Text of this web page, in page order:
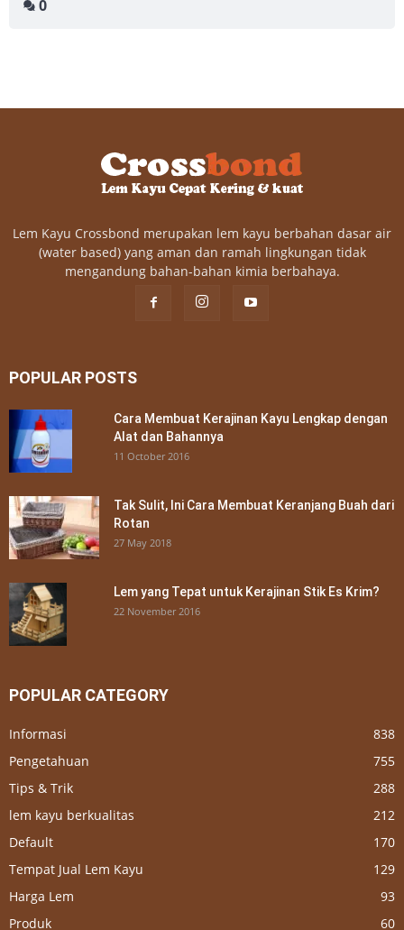
0
Lem Kayu Crossbond merupakan lem kayu berbahan dasar air
(water based) yang aman dan ramah lingkungan tidak
mengandung bahan-bahan kimia berbahaya.
POPULAR POSTS
Cara Membuat Kerajinan Kayu Lengkap dengan
Alat dan Bahannya
11 October 2016
Tak Sulit, Ini Cara Membuat Keranjang Buah dari
Rotan
27 May 2018
Lem yang Tepat untuk Kerajinan Stik Es Krim?
22 November 2016
POPULAR CATEGORY
Informasi
838
Pengetahuan
755
Tips & Trik
288
lem kayu berkualitas
212
Default
170
Tempat Jual Lem Kayu
129
Harga Lem
93
Produk
60